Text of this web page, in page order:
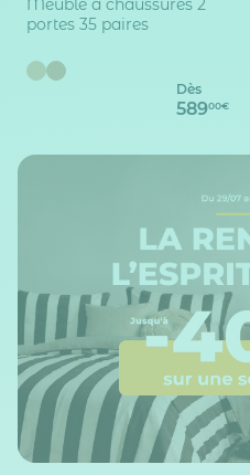
Meuble à chaussures 2
portes 35 paires
Dès
58900€